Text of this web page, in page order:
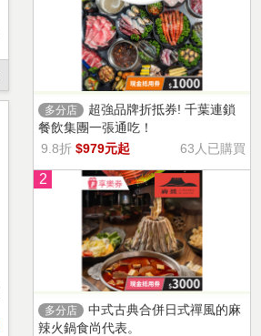
多分店
超強品牌折抵券! 千葉連鎖
餐飲集團一張通吃！
9.8折 $979元起 63人已購買
2
多分店
中式古典合併日式禪風的麻
辣火鍋食尚代表。